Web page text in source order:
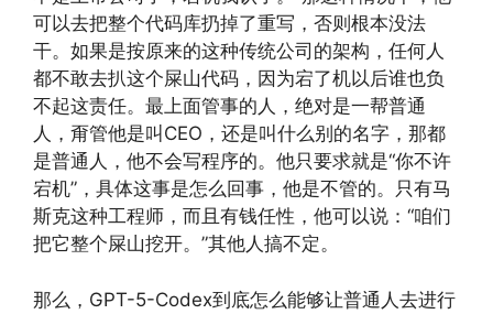
可以去把整个代码库扔掉了重写，否则根本没法
干。如果是按原来的这种传统公司的架构，任何人
都不敢去扒这个屎山代码，因为宕了机以后谁也负
不起这责任。最上面管事的人，绝对是一帮普通
人，甭管他是叫CEO，还是叫什么别的名字，那都
是普通人，他不会写程序的。他只要求就是“你不许
宕机”，具体这事是怎么回事，他是不管的。只有马
斯克这种工程师，而且有钱任性，他可以说：“咱们
把它整个屎山挖开。”其他人搞不定。
那么，GPT-5-Codex到底怎么能够让普通人去进行